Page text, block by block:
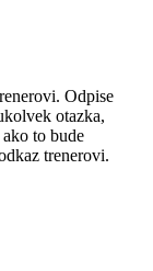
Odpise
otazka,
to bude
trenerovi.